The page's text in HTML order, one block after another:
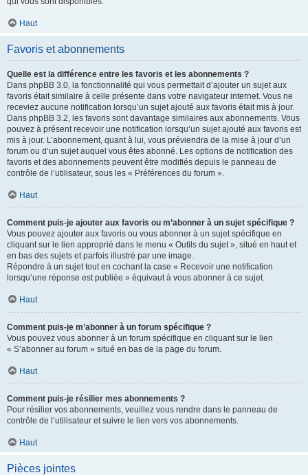
Haut
Favoris et abonnements
Quelle est la différence entre les favoris et les abonnements ?
Dans phpBB 3.0, la fonctionnalité qui vous permettait d’ajouter un sujet aux
favoris était similaire à celle présente dans votre navigateur internet. Vous ne
receviez aucune notification lorsqu’un sujet ajouté aux favoris était mis à jour.
Dans phpBB 3.2, les favoris sont davantage similaires aux abonnements. Vous
pouvez à présent recevoir une notification lorsqu’un sujet ajouté aux favoris est
mis à jour. L’abonnement, quant à lui, vous préviendra de la mise à jour d’un
forum ou d’un sujet auquel vous êtes abonné. Les options de notification des
favoris et des abonnements peuvent être modifiés depuis le panneau de
contrôle de l’utilisateur, sous les « Préférences du forum ».
Haut
Comment puis-je ajouter aux favoris ou m’abonner à un sujet spécifique ?
Vous pouvez ajouter aux favoris ou vous abonner à un sujet spécifique en
cliquant sur le lien approprié dans le menu « Outils du sujet », situé en haut et
en bas des sujets et parfois illustré par une image.
Répondre à un sujet tout en cochant la case « Recevoir une notification
lorsqu’une réponse est publiée » équivaut à vous abonner à ce sujet.
Haut
Comment puis-je m’abonner à un forum spécifique ?
Vous pouvez vous abonner à un forum spécifique en cliquant sur le lien
« S’abonner au forum » situé en bas de la page du forum.
Haut
Comment puis-je résilier mes abonnements ?
Pour résilier vos abonnements, veuillez vous rendre dans le panneau de
contrôle de l’utilisateur et suivre le lien vers vos abonnements.
Haut
Pièces jointes